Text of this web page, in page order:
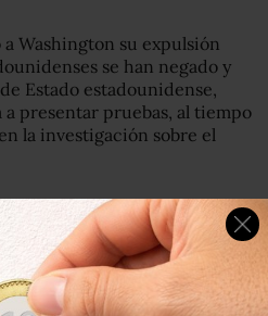
Washington su expulsión
se han negado y
Estado estadounidense,
a presentar pruebas, al tiempo
la investigación sobre el
(tiempo local), un grupo de
se sabe quién los dirigía,
Turquía, tras posicionar
puntos estratégicos de
principales ciudades del país.